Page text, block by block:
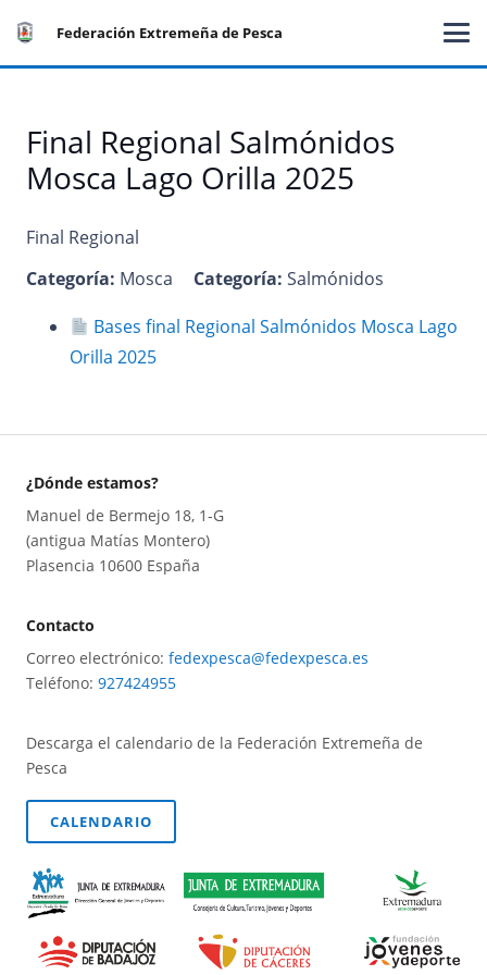
Federación Extremeña de Pesca
Final Regional Salmónidos
Mosca Lago Orilla 2025
Final Regional
Categoría: Mosca Categoría:Salmónidos
Bases final Regional Salmónidos Mosca Lago
Orilla 2025
¿Dónde estamos?
Manuel de Bermejo 18, 1-G
(antigua Matías Montero)
Plasencia 10600 España
Contacto
Correo electrónico: fedexpesca@fedexpesca.es
Teléfono: 927424955
Descarga el calendario de la Federación Extremeña de
Pesca
CALENDARIO